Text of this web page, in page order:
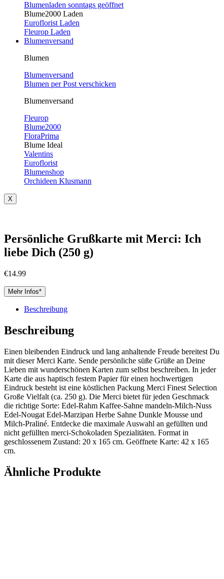
Blumenladen sonntags geöffnet
Blume2000 Laden
Euroflorist Laden
Fleurop Laden
Blumenversand
Blumen
Blumenversand
Blumen per Post verschicken
Blumenversand
Fleurop
Blume2000
FloraPrima
Blume Ideal
Valentins
Euroflorist
Blumenshop
Orchideen Klusmann
X
Persönliche Grußkarte mit Merci: Ich
liebe Dich (250 g)
€14.99
Mehr Infos*
Beschreibung
Beschreibung
Einen bleibenden Eindruck und lang anhaltende Freude bereitest Du
mit dieser Merci Karte. Sende persönliche süße Grüße an Deine
Lieben mit wunderschönen Karten zum selbst beschreiben. In jeder
Karte die aus haptisch festem Papier für einen hochwertigen
Eindruck besteht ist eine köstlichen Packung Merci Finest Selection
Große Vielfalt (ca. 250 g). Die Merci bietet für jeden Geschmack
die richtige Sorte: Edel-Rahm Kaffee-Sahne mandeln-Milch-Nuss
Edel-Nougat Edel-Marzipan Herbe Sahne Dunkle Mousse und
Milch-Praliné. Entdecke die maximale Auswahl an gefüllten und
nicht gefüllten merci-Schokoladen Spezialitäten. Format in
geschlossenem Zustand: 20 x 165 cm. Geöffnete Karte: 42 x 165
cm.
Ähnliche Produkte